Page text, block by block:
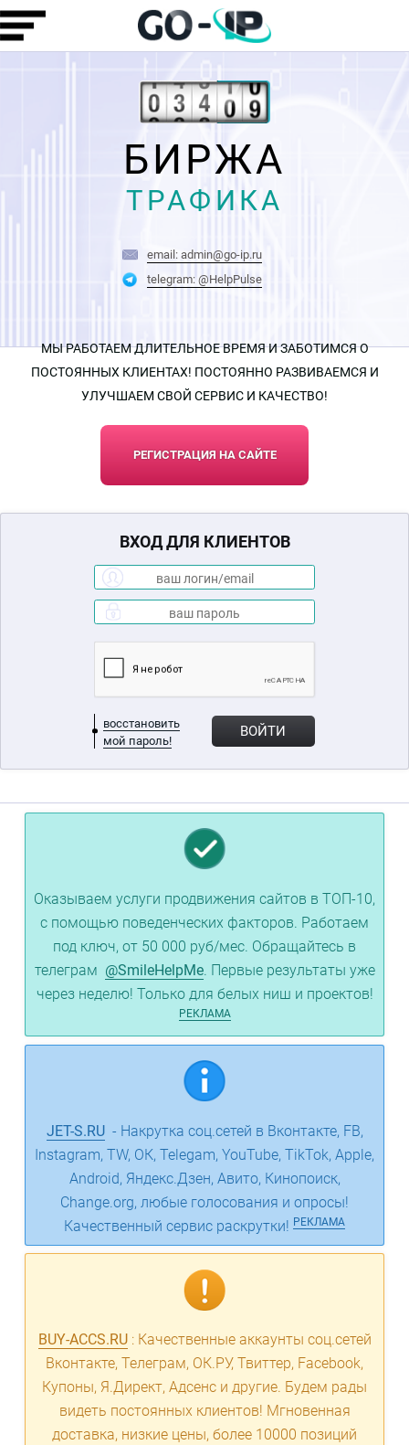
БИРЖА
ТРАФИКА
email: admin@go-ip.ru
telegram: @HelpPulse
МЫ РАБОТАЕМ ДЛИТЕЛЬНОЕ ВРЕМЯ И ЗАБОТИМСЯ О
ПОСТОЯННЫХ КЛИЕНТАХ! ПОСТОЯННО РАЗВИВАЕМСЯ И
УЛУЧШАЕМ СВОЙ СЕРВИС И КАЧЕСТВО!
РЕГИСТРАЦИЯ НА САЙТЕ
ВХОД ДЛЯ КЛИЕНТОВ
восстановить
мой пароль!
ВОЙТИ
Оказываем услуги продвижения сайтов в ТОП-10,
с помощью поведенческих факторов. Работаем
под ключ, от 50 000 руб/мес. Обращайтесь в
телеграм @SmileHelpMe. Первые результаты уже
через неделю! Только для белых ниш и проектов!
РЕКЛАМА
JET-S.RU- Накрутка соц.сетей в Вконтакте, FB,
Instagram, TW, ОК, Telegam, YouTube, TikTok, Apple,
Android, Яндекс.Дзен, Авито, Кинопоиск,
Change.org, любые голосования и опросы!
Качественный сервис раскрутки! РЕКЛАМА
BUY-ACCS.RU: Качественные аккаунты соц.сетей
Вконтакте, Телеграм, ОК.РУ, Твиттер, Facebook,
Купоны, Я.Директ, Адсенс и другие. Будем рады
видеть постоянных клиентов! Мгновенная
доставка, низкие цены, более 10000 позиций